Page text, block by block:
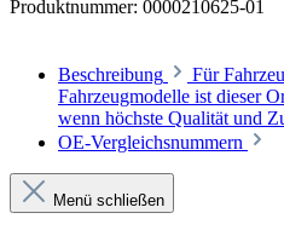
Produktnummer: 0000210625-01
Beschreibung
Für
Fahrzeugmodelle ist dieser
wenn höchste Qualität und
OE-Vergleichsnummern
Menü schließen